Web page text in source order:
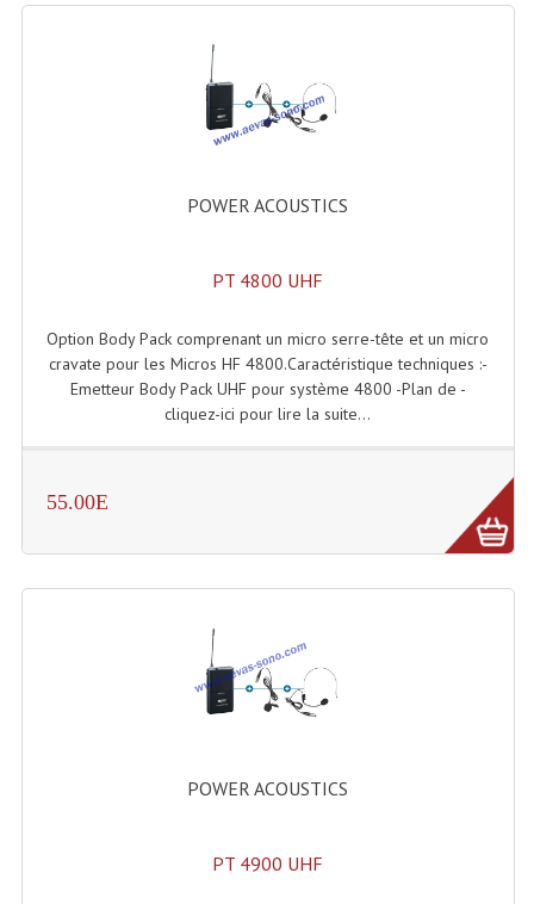
Selecteurs Audio Vidéo
Amplificateurs
Amplificateurs Multi-Canaux
Egaliseur Egaliseurs
Enceintes Et Caissons Basses
Packs Sono
Caisson De Basse Amplifié
Caissons De Basses
Enceintes Hifi
POWER ACOUSTICS
PT 4800 UHF
Option Body Pack comprenant un micro serre-tête et un micro
cravate pour les Micros HF 4800.Caractéristique techniques :-
Emetteur Body Pack UHF pour système 4800 -Plan de -
cliquez-ici pour lire la suite...
55.00E
POWER ACOUSTICS
PT 4900 UHF